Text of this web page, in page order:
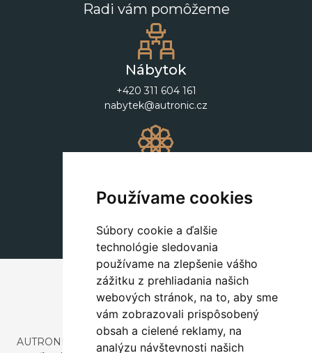
Používame cookies
Súbory cookie a ďalšie
technológie sledovania
používame na zlepšenie vášho
zážitku z prehliadania našich
webových stránok, na to, aby sme
vám zobrazovali prispôsobený
obsah a cielené reklamy, na
analýzu návštevnosti našich
Radi vám pomôžeme
Nábytok
+420 311 604 161
nabytek@autronic.cz
+420 311 604 182
dekorace@autronic.cz
AUTRONIC, s.r.o. je spoločnosť zaoberajúca sa dovozom a